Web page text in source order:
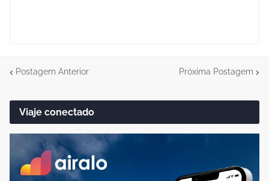
Postagem Anterior Próxima Postagem
Viaje conectado